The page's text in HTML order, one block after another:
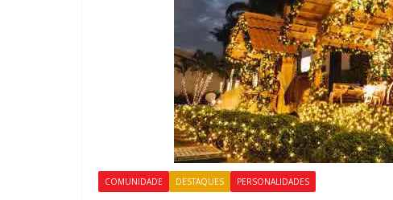
COMUNIDADE DESTAQUES PERSONALIDADES